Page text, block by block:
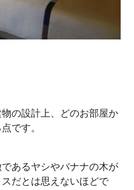
の設計上、どのお部屋か
です。
あるヤシやバナナの木が
だとは思えないほどで